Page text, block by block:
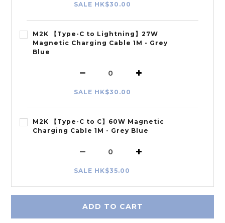
SALE HK$30.00
M2K 【Type-C to Lightning】27W
Magnetic Charging Cable 1M - Grey
Blue
SALE HK$30.00
M2K 【Type-C to C】60W Magnetic
Charging Cable 1M - Grey Blue
SALE HK$35.00
ADD TO CART